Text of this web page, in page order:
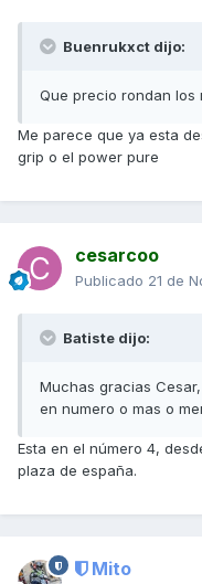
Buenrukxct dijo:
Que precio rondan los
Me parece que ya esta
grip o el power pure
cesarcoo
Publicado 21 de
Batiste dijo:
Muchas gracias
en numero o mas o
Esta en el número 4,
plaza de españa.
Mito